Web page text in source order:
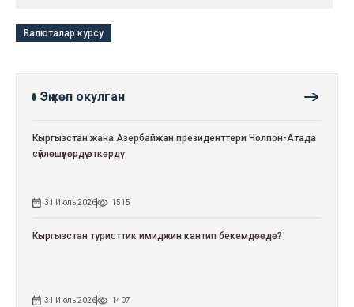
Валюталар курсу
Эң көп окулган
Кыргызстан жана Азербайжан президенттери Чолпон-Атада
сүйлөшүүлөрдү өткөрдү
31 Июль 2026 1515
Кыргызстан туристтик имиджин кантип бекемдөөдө?
31 Июль 2026 1407